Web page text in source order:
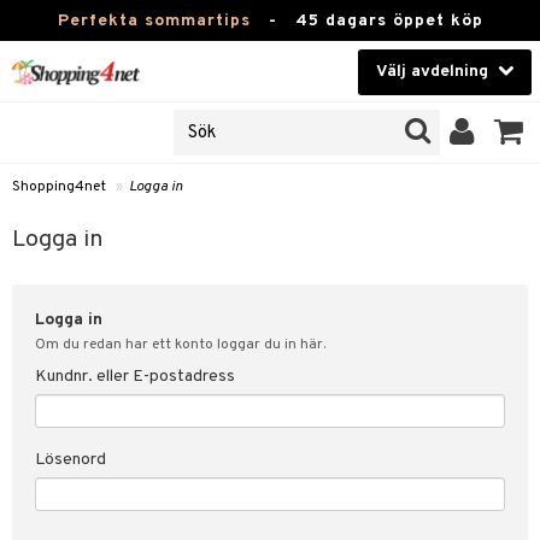
Perfekta sommartips - 45 dagars öppet köp
Välj avdelning
Kontaktlinser
Hälsokost
Fitness
Hem & Inredning
Leksaker, Barn & Baby
Varumärken
Shopping4net » Logga in
Logga in
Logga in
Om du redan har ett konto loggar du in här.
Kundnr. eller E-postadress
Lösenord
svar